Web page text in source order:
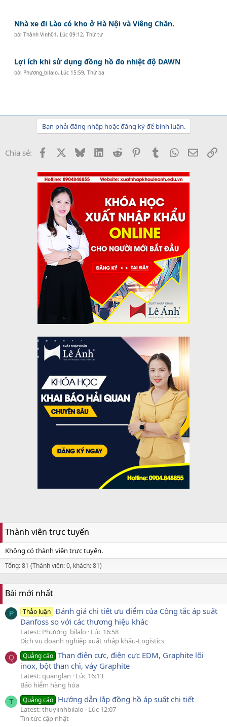
Nhà xe đi Lào có kho ở Hà Nội và Viêng Chăn.
bởiThành Vinh01 , Lúc 09:12, Thứ tư
Lợi ích khi sử dụng đồng hồ đo nhiệt độ DAWN
bởi Phương_bilalo, Lúc 15:59, Thứ ba
Bạn phải đăng nhập hoặc đăng ký để bình luận.
Chia sẻ: Facebook BlueskyLinkedInReddit PinterestTumblrWhatsApp
Email
Thành viên trực tuyến
Không có thành viên trực tuyến.
Tổng: 81 (Thành viên: 0, khách: 81)
Bài mới nhất
P Thảo luận Đánh giá chi tiết ưu điểm của Công tắc áp suất
Danfoss so với các thương hiệu khác
Latest: Phương_bilalo
Lúc 16:58
Dịch vụ doanh nghiệp xuất nhập khẩu-Logistics
Q Quảng cáo Than điện cực, điện cực EDM, Graphite lõi
inox, bột than chì, vảy Graphite
Latest: quanglan
Lúc 16:13
Bảo hiểm hàng hóa
T Quảng cáo Hướng dẫn lắp đồng hồ áp suất chi tiết
Latest: thuylinhbilalo
Lúc 12:07
Tin tức cập nhật